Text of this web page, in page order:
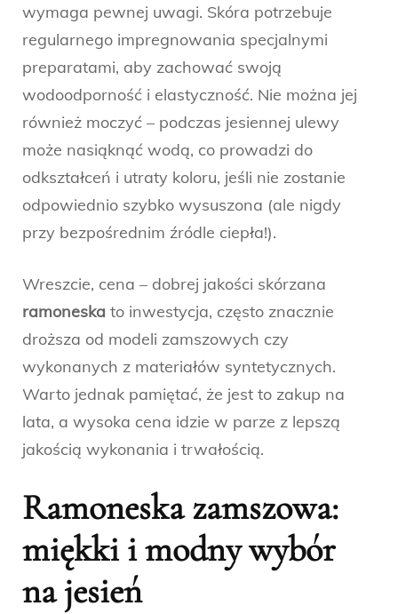
wymaga pewnej uwagi. Skóra potrzebuje
regularnego impregnowania specjalnymi
preparatami, aby zachować swoją
wodoodporność i elastyczność. Nie można jej
również moczyć – podczas jesiennej ulewy
może nasiąknąć wodą, co prowadzi do
odkształceń i utraty koloru, jeśli nie zostanie
odpowiednio szybko wysuszona (ale nigdy
przy bezpośrednim źródle ciepła!).
Wreszcie, cena – dobrej jakości skórzana
ramoneska to inwestycja, często znacznie
droższa od modeli zamszowych czy
wykonanych z materiałów syntetycznych.
Warto jednak pamiętać, że jest to zakup na
lata, a wysoka cena idzie w parze z lepszą
jakością wykonania i trwałością.
Ramoneska zamszowa:
miękki i modny wybór
na jesień